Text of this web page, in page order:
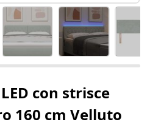
con strisce
160 cm Velluto